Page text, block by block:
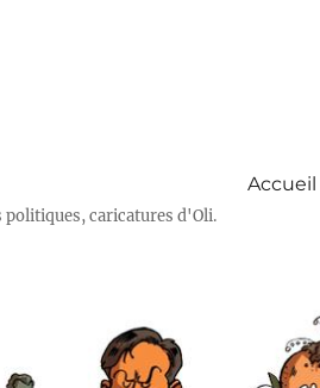
caricatures d'Oli.
Accueil